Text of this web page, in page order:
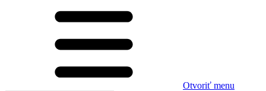
Otvoriť menu